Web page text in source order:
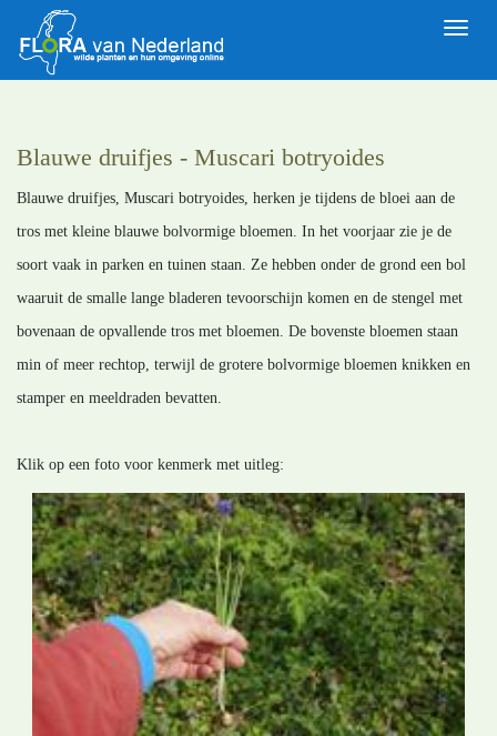
Toggle
Blauwe druifjes - Muscari botryoides
Blauwe druifjes, Muscari botryoides, herken je tijdens de bloei aan de
tros met kleine blauwe bolvormige bloemen. In het voorjaar zie je de
soort vaak in parken en tuinen staan. Ze hebben onder de grond een bol
waaruit de smalle lange bladeren tevoorschijn komen en de stengel met
bovenaan de opvallende tros met bloemen. De bovenste bloemen staan
min of meer rechtop, terwijl de grotere bolvormige bloemen knikken en
stamper en meeldraden bevatten.
Klik op een foto voor kenmerk met uitleg: